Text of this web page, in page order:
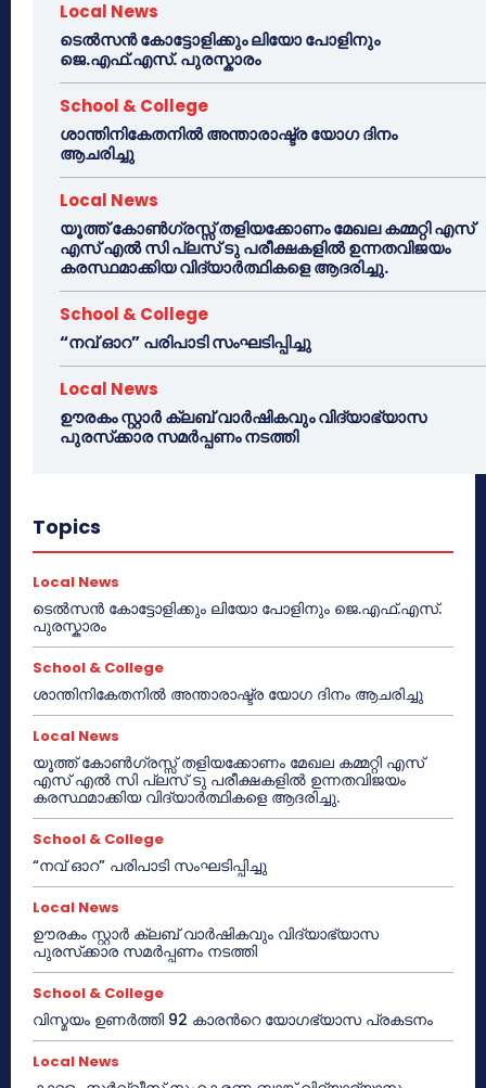
Local News
ടെൽസൻ കോട്ടോളിക്കും ലിയോ പോളിനും
ജെ.എഫ്.എസ്. പുരസ്കാരം
School & College
ശാന്തിനികേതനിൽ അന്താരാഷ്ട്ര യോഗ ദിനം
ആചരിച്ചു
Local News
യൂത്ത് കോൺഗ്രസ്സ് തളിയക്കോണം മേഖല കമ്മറ്റി എസ്
എസ് എൽ സി പ്ലസ് ടു പരീക്ഷകളിൽ ഉന്നതവിജയം
കരസ്ഥമാക്കിയ വിദ്യാർത്ഥികളെ ആദരിച്ചു.
School & College
“നവ് ഓറ” പരിപാടി സംഘടിപ്പിച്ചു
Local News
ഊരകം സ്റ്റാർ ക്ലബ് വാർഷികവും വിദ്യാഭ്യാസ
പുരസ്‌ക്കാര സമർപ്പണം നടത്തി
Topics
Local News
ടെൽസൻ കോട്ടോളിക്കും ലിയോ പോളിനും ജെ.എഫ്.എസ്.
പുരസ്കാരം
School & College
ശാന്തിനികേതനിൽ അന്താരാഷ്ട്ര യോഗ ദിനം ആചരിച്ചു
Local News
യൂത്ത് കോൺഗ്രസ്സ് തളിയക്കോണം മേഖല കമ്മറ്റി എസ്
എസ് എൽ സി പ്ലസ് ടു പരീക്ഷകളിൽ ഉന്നതവിജയം
കരസ്ഥമാക്കിയ വിദ്യാർത്ഥികളെ ആദരിച്ചു.
School & College
“നവ് ഓറ” പരിപാടി സംഘടിപ്പിച്ചു
Local News
ഊരകം സ്റ്റാർ ക്ലബ് വാർഷികവും വിദ്യാഭ്യാസ
പുരസ്‌ക്കാര സമർപ്പണം നടത്തി
School & College
വിസ്മയം ഉണർത്തി 92 കാരൻറെ യോഗഭ്യാസ പ്രകടനം
Local News